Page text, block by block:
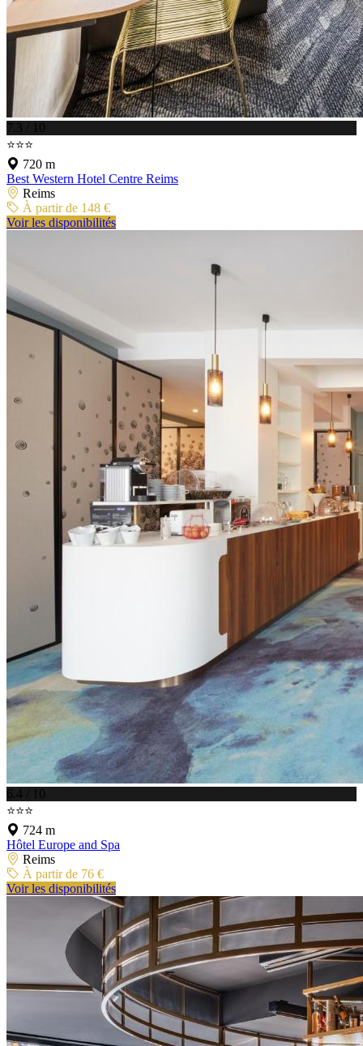
7.3 / 10
⭐⭐⭐
720 m
Best Western Hotel Centre Reims
Reims
À partir de 148 €
Voir les disponibilités
6.4 / 10
⭐⭐⭐
724 m
Hôtel Europe and Spa
Reims
À partir de 76 €
Voir les disponibilités